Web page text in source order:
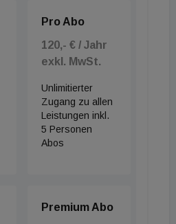
&amp; CFO. Diese
Schritt, um die
Frauenthal gemeinsam
Aussendung.
Pro Abo
120,- € / Jahr
exkl. MwSt.
Unlimitierter
Zugang zu allen
Leistungen inkl.
5 Personen
Abos
Premium Abo